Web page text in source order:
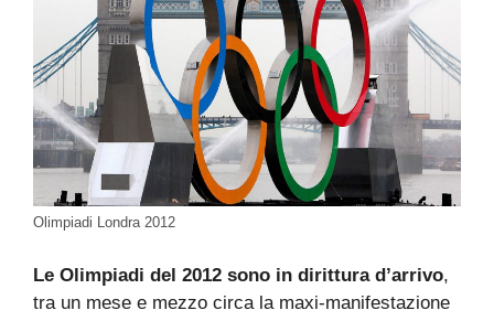
Olimpiadi Londra 2012
Le Olimpiadi del 2012 sono in dirittura d’arrivo,
tra un mese e mezzo circa la maxi-manifestazione